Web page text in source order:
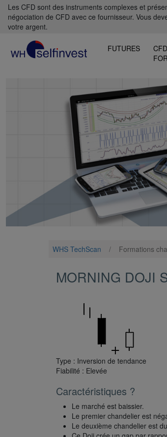
Les CFD sont des instruments complexes et
négociation de CFD avec ce fournisseur. Vous
votre argent.
FUTURES
WHS TechScan / Formations
MORNING DOJI
Type : Inversion de tendance
Fiabilité : Elevée
Caractéristiques ?
Le marché est baissier.
Le premier chandelier est
Le deuxième chandelier est